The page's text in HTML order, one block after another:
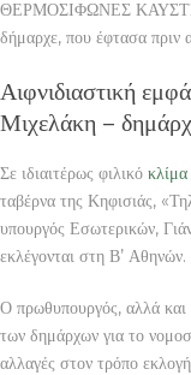
ΘΕΡΜΟΣΙΦΩΝΕΣ
δήμαρχε, που έφτασα πριν
Αιφνιδιαστική
Μιχελάκη –
Σε ιδιαιτέρως φιλικό κλίμα
ταβέρνα της Κηφισιάς,
υπουργός Εσωτερικών,
εκλέγονται στη Β’ Αθηνών.
Ο πρωθυπουργός, αλλά και
των δημάρχων για το
αλλαγές στον τρόπο